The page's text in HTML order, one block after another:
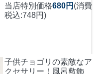
当店特別価格680円 (消費
税込:748円)
子供チョゴリの素敵なア
クセサリー！風呂敷飾